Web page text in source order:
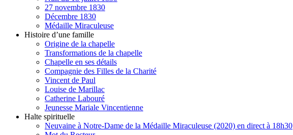
27 novembre 1830
Décembre 1830
Médaille Miraculeuse
Histoire d’une famille
Origine de la chapelle
Transformations de la chapelle
Chapelle en ses détails
Compagnie des Filles de la Charité
Vincent de Paul
Louise de Marillac
Catherine Labouré
Jeunesse Mariale Vincentienne
Halte spirituelle
Neuvaine à Notre-Dame de la Médaille Miraculeuse (2020) en direct à 18h30